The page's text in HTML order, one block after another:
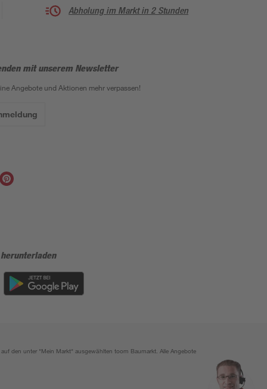
Abholung im Markt in 2 Stunden
mit unserem Newsletter
Angebote und Aktionen mehr verpassen!
den unter "Mein Markt" ausgewählten toom Baumarkt. Alle Angebote